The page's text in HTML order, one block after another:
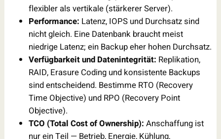
flexibler als vertikale (stärkerer Server).
Performance: Latenz, IOPS und Durchsatz sind
nicht gleich. Eine Datenbank braucht meist
niedrige Latenz; ein Backup eher hohen Durchsatz.
Verfügbarkeit und Datenintegrität: Replikation,
RAID, Erasure Coding und konsistente Backups
sind entscheidend. Bestimme RTO (Recovery
Time Objective) und RPO (Recovery Point
Objective).
TCO (Total Cost of Ownership): Anschaffung ist
nur ein Teil — Betrieb, Energie, Kühlung,